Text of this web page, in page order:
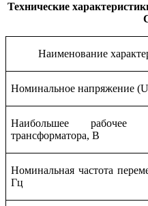
Технические
Наименование
Номинальное напряжение
Наибольшее рабочее
трансформатора, В
Номинальная частота
Гц